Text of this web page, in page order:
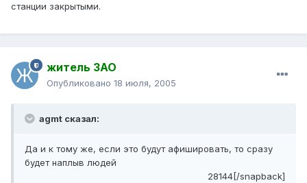
станции закрытыми.
житель ЗАО
Опубликовано 18 июля, 2005
agmt сказал:
Да и к тому же, если это будут афишировать, то сразу
будет наплыв людей
28144[/snapback]